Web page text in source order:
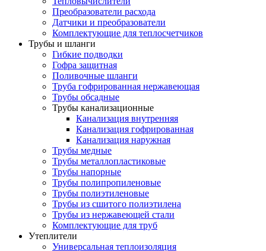
Преобразователи расхода
Датчики и преобразователи
Комплектующие для теплосчетчиков
Трубы и шланги
Гибкие подводки
Гофра защитная
Поливочные шланги
Труба гофрированная нержавеющая
Трубы обсадные
Трубы канализационные
Канализация внутренняя
Канализация гофрированная
Канализация наружная
Трубы медные
Трубы металлопластиковые
Трубы напорные
Трубы полипропиленовые
Трубы полиэтиленовые
Трубы из сшитого полиэтилена
Трубы из нержавеющей стали
Комплектующие для труб
Утеплители
Универсальная теплоизоляция